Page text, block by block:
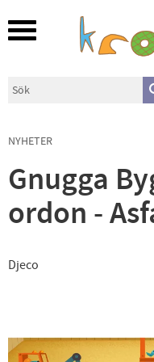
Meny
NYHETER
Gnugga
ordon -
Djeco